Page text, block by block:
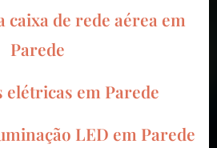
caixa de rede aérea em
Parede
elétricas em Parede
LED em Parede